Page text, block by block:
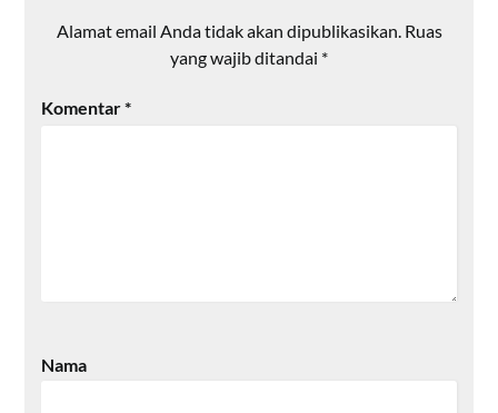
Alamat email Anda tidak akan dipublikasikan. Ruas
yang wajib ditandai *
Komentar*
Nama